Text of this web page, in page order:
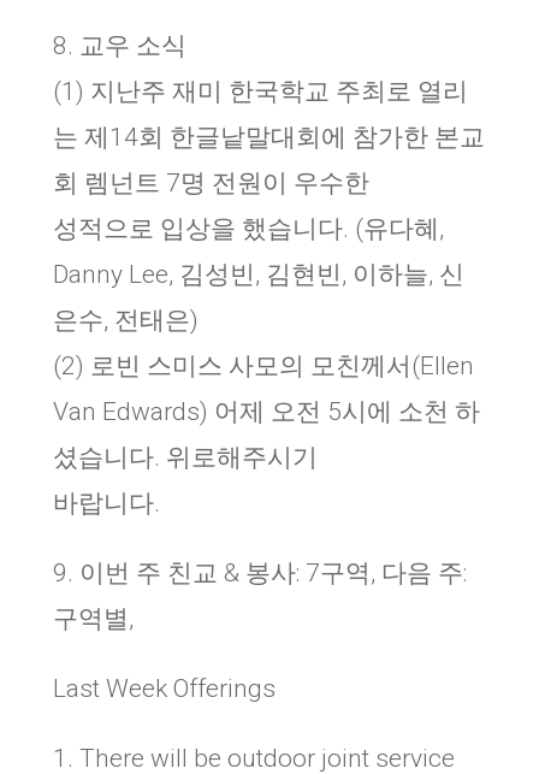
8. 교우 소식
(1) 지난주 재미 한국학교 주최로 열리
는 제14회 한글낱말대회에 참가한 본교
회 렘넌트 7명 전원이 우수한
성적으로 입상을 했습니다. (유다혜,
Danny Lee, 김성빈, 김현빈, 이하늘, 신
은수, 전태은)
(2) 로빈 스미스 사모의 모친께서(Ellen
Van Edwards) 어제 오전 5시에 소천 하
셨습니다. 위로해주시기
바랍니다.
9. 이번 주 친교 & 봉사: 7구역, 다음 주:
구역별,
Last Week Offerings
1. There will be outdoor joint service